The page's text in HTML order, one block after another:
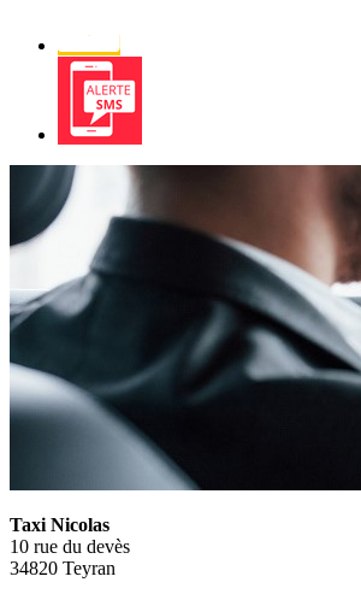
Alerte
SMS
Taxi Nicolas
10 rue du devès
34820 Teyran